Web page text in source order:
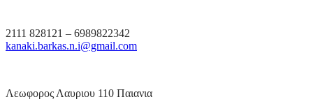
2111 828121 – 6989822342
kanaki.barkas.n.i@gmail.com
Λεωφορος Λαυριου 110 Παιανια